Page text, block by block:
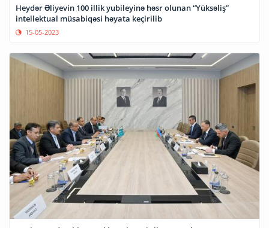
Heydər Əliyevin 100 illik yubileyinə həsr olunan “Yüksəliş”
intellektual müsabiqəsi həyata keçirilib
15-05-2023